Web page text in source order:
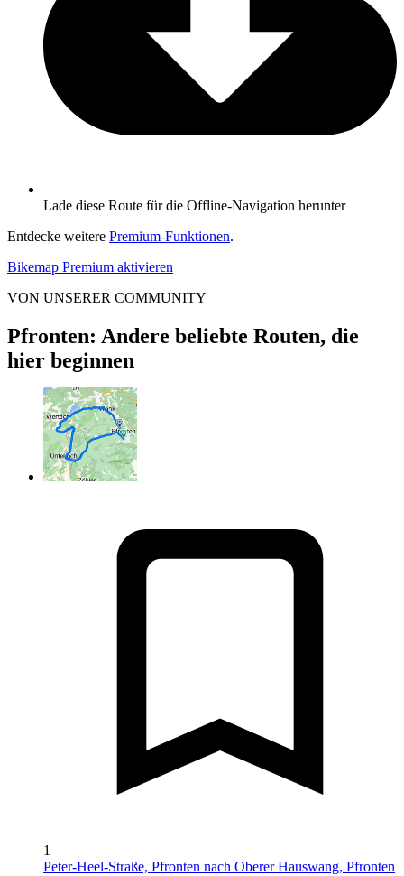
Lade diese Route für die Offline-Navigation herunter
Entdecke weitere Premium-Funktionen.
Bikemap Premium aktivieren
VON UNSERER COMMUNITY
Pfronten: Andere beliebte Routen, die
hier beginnen
1
Peter-Heel-Straße, Pfronten nach Oberer Hauswang, Pfronten